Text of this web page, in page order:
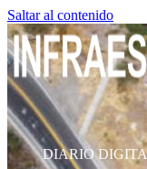
Saltar al contenido
DIARIO